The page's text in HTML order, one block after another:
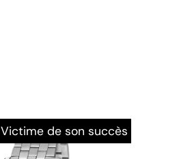
Victime de son succès